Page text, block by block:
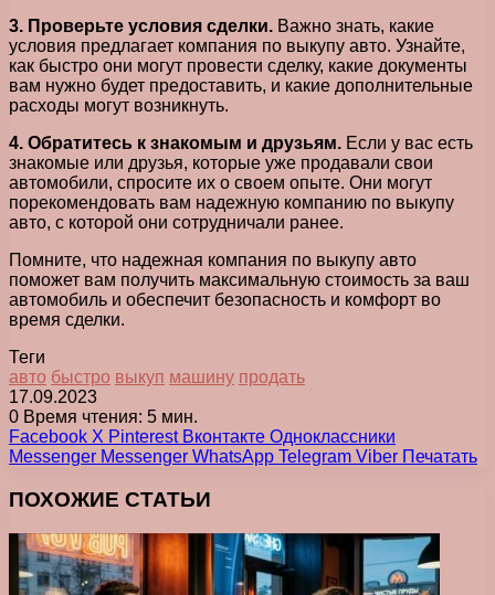
3. Проверьте условия сделки. Важно знать, какие
условия предлагает компания по выкупу авто. Узнайте,
как быстро они могут провести сделку, какие документы
вам нужно будет предоставить, и какие дополнительные
расходы могут возникнуть.
4. Обратитесь к знакомым и друзьям. Если у вас есть
знакомые или друзья, которые уже продавали свои
автомобили, спросите их о своем опыте. Они могут
порекомендовать вам надежную компанию по выкупу
авто, с которой они сотрудничали ранее.
Помните, что надежная компания по выкупу авто
поможет вам получить максимальную стоимость за ваш
автомобиль и обеспечит безопасность и комфорт во
время сделки.
Теги
авто быстро выкуп машину продать
17.09.2023
0 Время чтения: 5 мин.
Facebook X Pinterest Вконтакте Одноклассники
Messenger Messenger WhatsApp Telegram Viber Печатать
ПОХОЖИЕ СТАТЬИ